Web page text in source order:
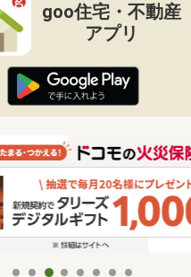
goo住宅・不動産
アプリ